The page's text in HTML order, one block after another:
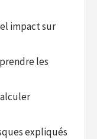
impact sur
les
expliqués